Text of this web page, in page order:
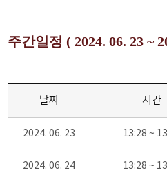
주간일정 ( 2024. 06. 23 ~
날짜 시간
2024. 06. 23 13:28 ~
2024. 06. 24 13:28 ~